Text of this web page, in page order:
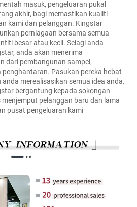
masuk, pengeluaran pukal
akhir, bagi memastikan kualiti
kami dan pelanggan. Kingstar
perniagaan bersama semua
besar atau kecil. Selagi anda
anda akan menerima
dari pembangunan sampel,
Pasukan pereka hebat
merealisasikan semua idea anda.
bergantung kepada sokongan
pelanggan baru dan lama
pusat pengeluaran kami